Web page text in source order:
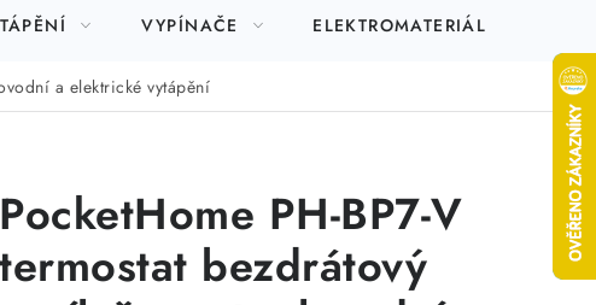
VYPÍNAČE ELEKTROMATERIÁL
a elektrické vytápění
PocketHome PH-BP7-V
termostat bezdrátový